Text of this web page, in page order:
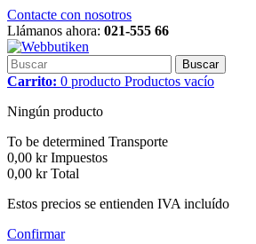
Contacte con nosotros
Llámanos ahora: 021-555 66
Buscar
Carrito: 0 producto Productos vacío
Ningún producto
To be determined Transporte
0,00 kr Impuestos
0,00 kr Total
Estos precios se entienden IVA incluído
Confirmar